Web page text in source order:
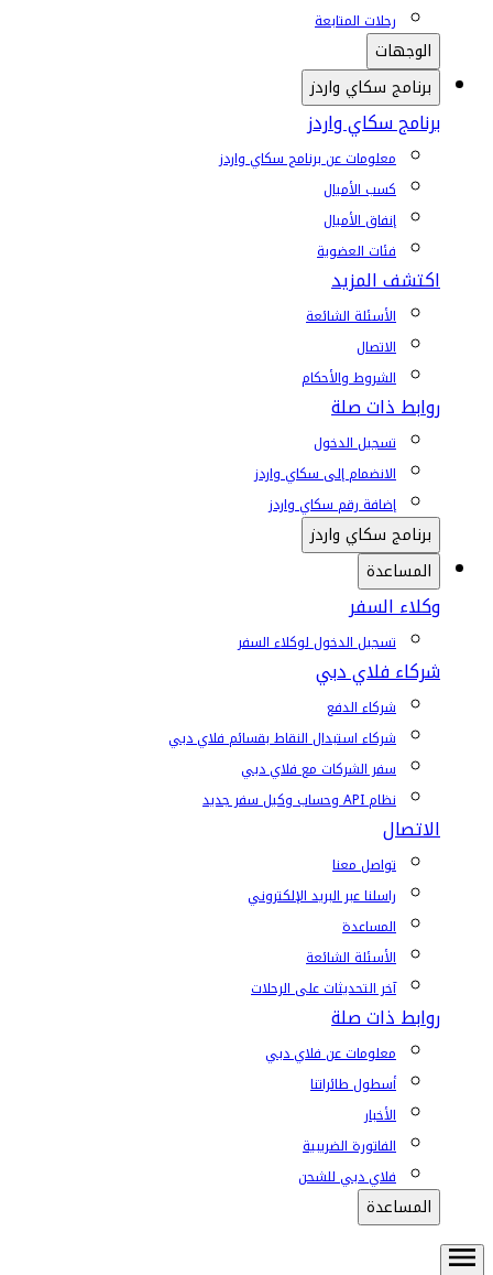
رحلات المتابعة
الوجهات
برنامج سكاي واردز
برنامج سكاي واردز
معلومات عن برنامج سكاي واردز
كسب الأميال
إنفاق الأميال
فئات العضوية
اكتشف المزيد
الأسئلة الشائعة
الاتصال
الشروط والأحكام
روابط ذات صلة
تسجيل الدخول
الانضمام إلى سكاي واردز
إضافة رقم سكاي واردز
برنامج سكاي واردز
المساعدة
وكلاء السفر
تسجيل الدخول لوكلاء السفر
شركاء فلاي دبي
شركاء الدفع
شركاء استبدال النقاط بقسائم فلاي دبي
سفر الشركات مع فلاي دبي
نظام API وحساب وكيل سفر جديد
الاتصال
تواصل معنا
راسلنا عبر البريد الإلكتروني
المساعدة
الأسئلة الشائعة
آخر التحديثات على الرحلات
روابط ذات صلة
معلومات عن فلاي دبي
أسطول طائراتنا
الأخبار
الفاتورة الضريبية
فلاي دبي للشحن
المساعدة